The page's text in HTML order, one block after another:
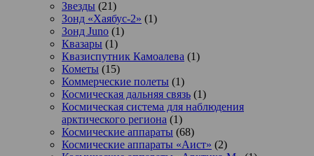
Звезды (21)
Зонд «Хаябус-2» (1)
Зонд Juno (1)
Квазары (1)
Квазиспутник Камоалева (1)
Кометы (15)
Коммерческие полеты (1)
Космическая дальняя связь (1)
Космическая система для наблюдения
арктического региона (1)
Космические аппараты (68)
Космические аппараты «Аист» (2)